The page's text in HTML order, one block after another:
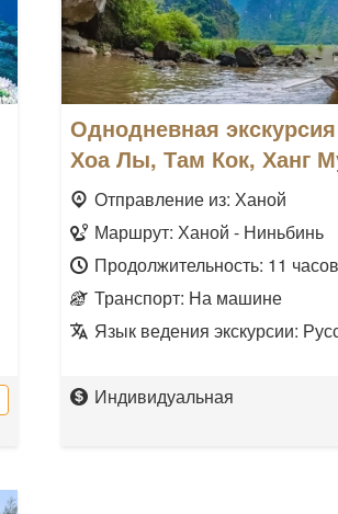
Однодневная
Хоа Лы, Там Кок, Ханг
Отправление из: Ханой
Маршрут: Ханой - Ниньбинь
Продолжительность: 11 часов
Транспорт: На машине
Язык ведения экскурсии:
Индивидуальная